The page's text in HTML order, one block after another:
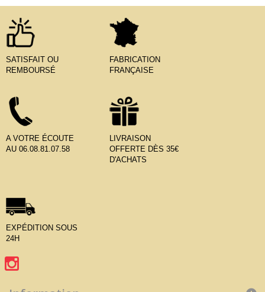
SATISFAIT OU
REMBOURSÉ
FABRICATION
FRANÇAISE
A VOTRE ÉCOUTE
AU 06.08.81.07.58
LIVRAISON
OFFERTE DÈS 35€
D'ACHATS
EXPÉDITION SOUS
24H